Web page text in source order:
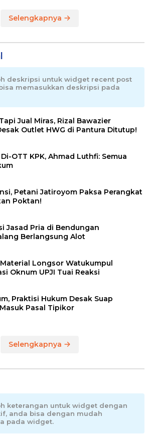
Selengkapnya
deskripsi untuk widget recent post
memasukkan deskripsi pada
Jual Miras, Rizal Bawazier
Outlet HWG di Pantura Ditutup!
OTT KPK, Ahmad Luthfi: Semua
Petani Jatiroyom Paksa Perangkat
Poktan!
Jasad Pria di Bendungan
Berlangsung Alot
Longsor Watukumpul
Oknum UPJI Tuai Reaksi
Praktisi Hukum Desak Suap
Pasal Tipikor
Selengkapnya
keterangan untuk widget dengan
anda bisa dengan mudah
pada widget.